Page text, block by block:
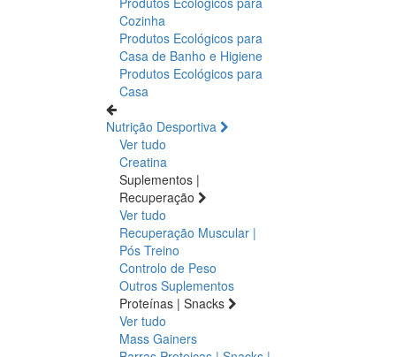
Cozinha
Produtos Ecológicos para
Casa de Banho e Higiene
Produtos Ecológicos para
Casa
Nutrição Desportiva
Ver tudo
Creatina
Suplementos |
Recuperação
Ver tudo
Recuperação Muscular |
Pós Treino
Controlo de Peso
Outros Suplementos
Proteínas | Snacks
Ver tudo
Mass Gainers